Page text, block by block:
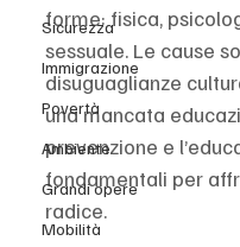
Sicurezza
Immigrazione
Povertà
Ambiente
Grandi opere
Mobilità
forme: fisica,
sessuale. Le cause
disuguaglianze
una mancata
prevenzione e
fondamentali per
radice.